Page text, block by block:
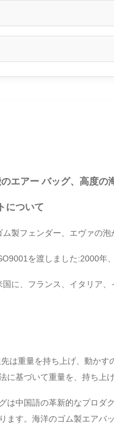
エアー バッグ、高度の
について
製フェンダー、エヴァの
を渡しました:2000年
に、フランス、イタリア
は重量を持ち上げ、動か
に基づいて重量を、持ち上
は中国語の革新的なプロダ
ます。海洋のゴム製エアバ